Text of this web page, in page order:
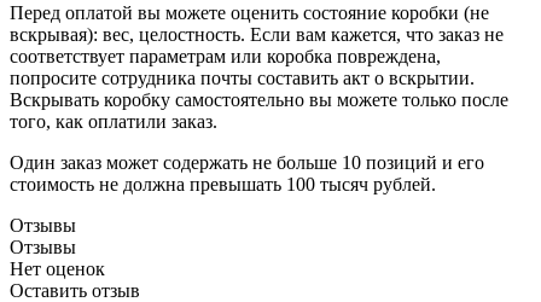
Перед оплатой вы можете оценить состояние коробки (не
вскрывая): вес, целостность. Если вам кажется, что заказ не
соответствует параметрам или коробка повреждена,
попросите сотрудника почты составить акт о вскрытии.
Вскрывать коробку самостоятельно вы можете только после
того, как оплатили заказ.
Один заказ может содержать не больше 10 позиций и его
стоимость не должна превышать 100 тысяч рублей.
Отзывы
Отзывы
Нет оценок
Оставить отзыв